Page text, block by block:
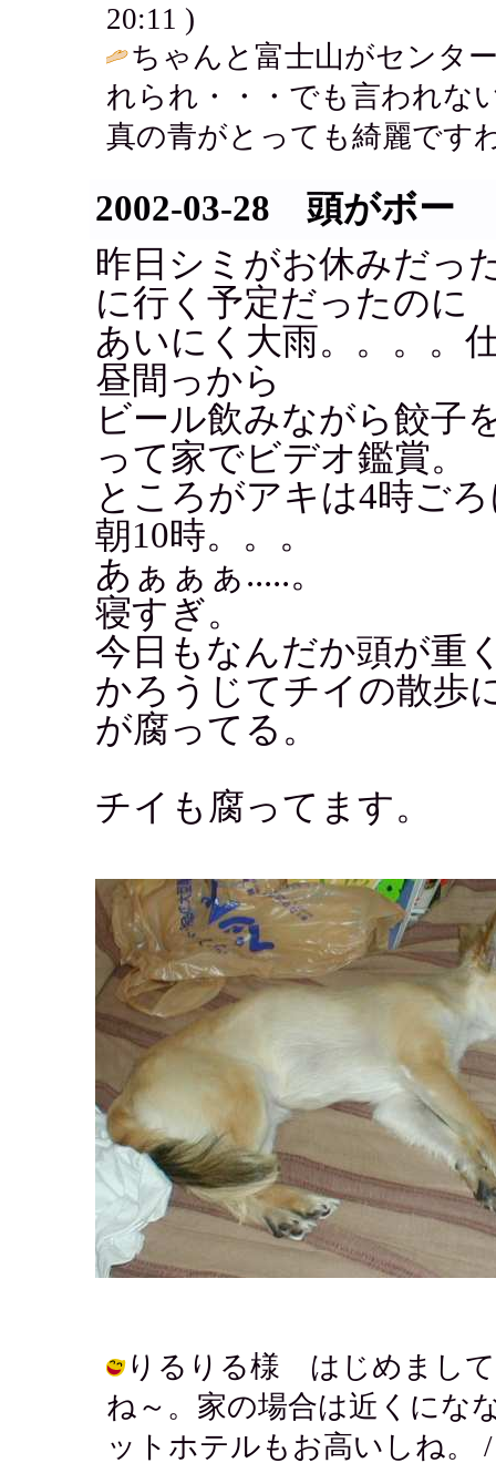
20:11 )
ちゃんと富士山がセンタ
れられ・・・でも言われな
真の青がとっても綺麗です
2002-03-28 頭がボー
昨日シミがお休みだっ
に行く予定だったのに
あいにく大雨。。。。
昼間っから
ビール飲みながら餃子
って家でビデオ鑑賞。
ところがアキは4時ご
朝10時。。。
あぁぁぁ.....。
寝すぎ。
今日もなんだか頭が重
かろうじてチイの散歩
が腐ってる。
チイも腐ってます。
りるりる様 はじめまし
ね～。家の場合は近くにな
ットホテルもお高いしね。